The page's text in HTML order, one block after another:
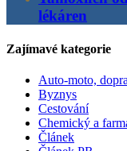
lékáren
Zajímavé kategorie
Auto-moto,
Byznys
Cestování
Chemický a
Článek